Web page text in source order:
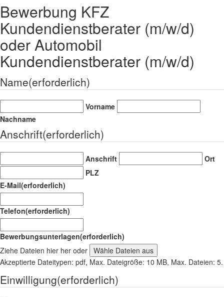
Bewerbung KFZ
Kundendienstberater (m/w/d)
oder Automobil
Kundendienstberater (m/w/d)
Name(erforderlich)
Vorname
Nachname
Anschrift(erforderlich)
Anschrift
Ort
PLZ
E-Mail(erforderlich)
Telefon(erforderlich)
Bewerbungsunterlagen(erforderlich)
Ziehe Dateien hier her oder Wähle Dateien aus
Akzeptierte Dateitypen: pdf, Max. Dateigröße: 10 MB, Max. Dateien: 5.
Einwilligung(erforderlich)